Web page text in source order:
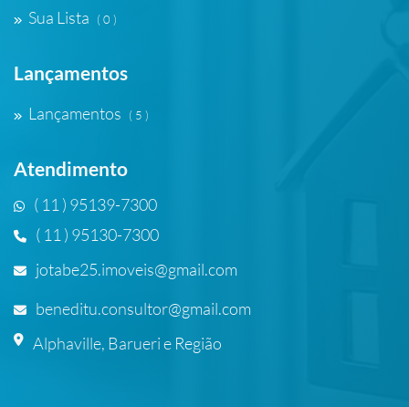
Sua Lista ( 0 )
Lançamentos
Lançamentos ( 5 )
Atendimento
( 11 ) 95139-7300
( 11 ) 95130-7300
jotabe25.imoveis@gmail.com
beneditu.consultor@gmail.com
Alphaville, Barueri e Região